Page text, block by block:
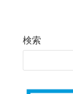
検索